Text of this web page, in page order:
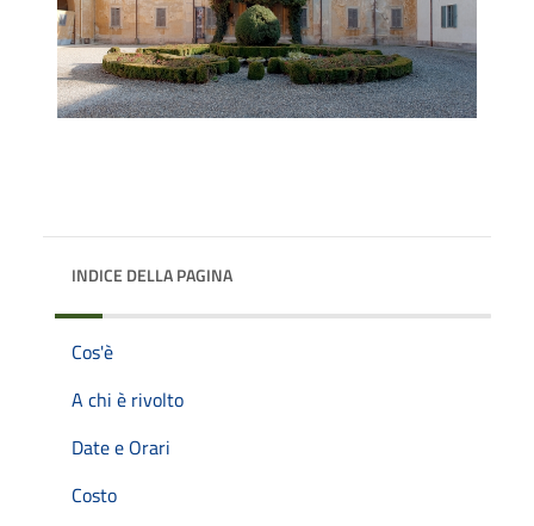
INDICE DELLA PAGINA
Cos'è
A chi è rivolto
Date e Orari
Costo